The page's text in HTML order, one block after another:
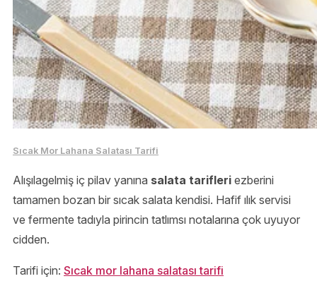
Sıcak Mor Lahana Salatası Tarifi
Alışılagelmiş iç pilav yanına salata tarifleri ezberini
tamamen bozan bir sıcak salata kendisi. Hafif ılık servisi
ve fermente tadıyla pirincin tatlımsı notalarına çok uyuyor
cidden.
Tarifi için: Sıcak mor lahana salatası tarifi